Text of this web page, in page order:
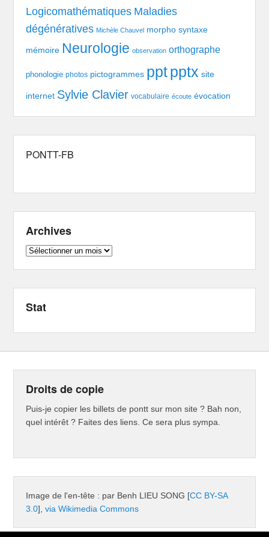
Logicomathématiques Maladies
dégénératives Michèle Chauvel morpho syntaxe
mémoire Neurologie observation orthographe
phonologie photos pictogrammes pptpptx site
internet Sylvie Clavier vocabulaire écoute évocation
PONTT-FB
Archives
Archives
Stat
Droits de copie
Puis-je copier les billets de pontt sur mon site ? Bah non,
quel intérêt ? Faites des liens. Ce sera plus sympa.
Image de l'en-tête : par Benh LIEU SONG [CC BY-SA
3.0],via Wikimedia Commons